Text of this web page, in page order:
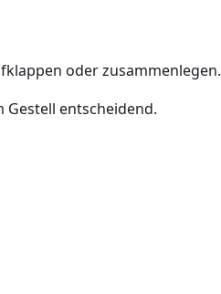
oder zusammenlegen.
Gestell entscheidend.